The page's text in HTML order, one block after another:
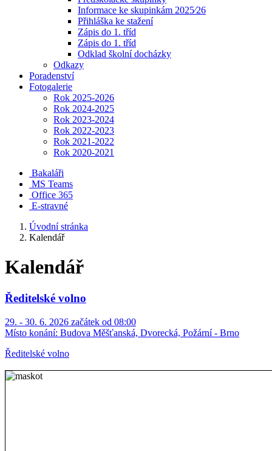
Informace ke skupinkám 2025⁄26
Přihláška ke stažení
Zápis do 1. tříd
Zápis do 1. tříd
Odklad školní docházky
Odkazy
Poradenství
Fotogalerie
Rok 2025-2026
Rok 2024-2025
Rok 2023-2024
Rok 2022-2023
Rok 2021-2022
Rok 2020-2021
Bakaláři
MS Teams
Office 365
E-stravné
Úvodní stránka
Kalendář
Kalendář
Ředitelské volno
29. - 30. 6. 2026 začátek od 08:00
Místo konání: Budova Měšťanská, Dvorecká, Požární - Brno
Ředitelské volno